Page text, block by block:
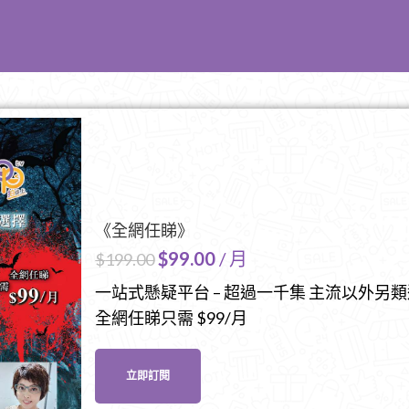
《全網任睇》
$199.00$99.00 / 月
一站式懸疑平台 – 超過一千集 主流以外另
全網任睇只需 $99/月
立即訂閱